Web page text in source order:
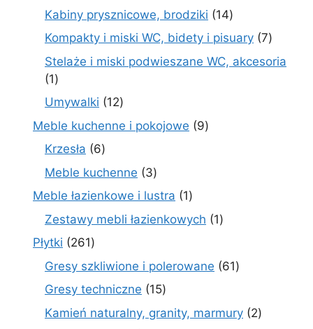
produkty
Kabiny prysznicowe, brodziki 1414
produktów
Kompakty i miski WC, bidety i pisuary 77
Stelaże i miski podwieszane WC, akcesoria
11
produkt
Umywalki 1212
produktów
Meble kuchenne i pokojowe 99
Krzesła 66
produktów
Meble kuchenne 33
produkty
Meble łazienkowe i lustra 11
produkt
Zestawy mebli łazienkowych 11
Płytki 261261
produktów
Gresy szkliwione i polerowane 6161
Gresy techniczne 1515
produktów
Kamień naturalny, granity, marmury 22